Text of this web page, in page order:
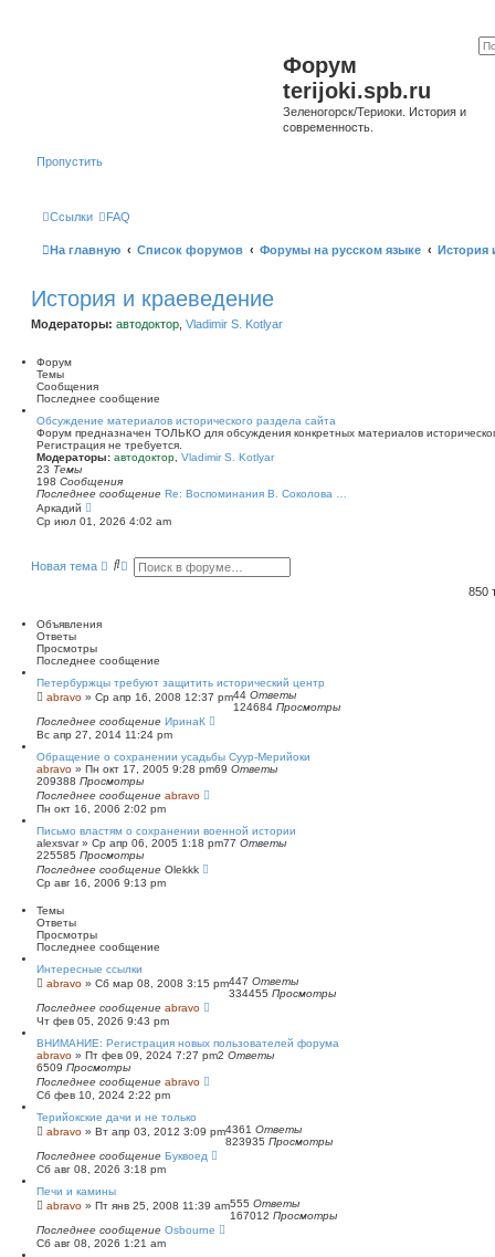
Форум
terijoki.spb.ru
Зеленогорск/Териоки. История и
современность.
Пропустить
Ссылки FAQ
На главную Список форумов Форумы на русском языке История
История и краеведение
Модераторы: автодоктор Vladimir S. Kotlyar
Форум
Темы
Сообщения
Последнее сообщение
Обсуждение материалов исторического раздела сайта
Форум предназначен ТОЛЬКО для обсуждения конкретных материалов
Регистрация не требуется.
Модераторы: автодоктор Vladimir S. Kotlyar
23 Темы
198 Сообщения
Последнее сообщение Re: Воспоминания В. Соколова …
Аркадий
р
т
с
е
д
е
м
с
о
б
щ
е
н
и
Ср июл 01, 2026 4:02 am
Новая тема
П Р
н
ы
й
о
и
к
850
Объявления
Ответы
Просмотры
Последнее сообщение
Петербуржцы требуют защитить исторический центр
abravo » Ср апр 16, 2008 12:37 pm44 Ответы
124684 Просмотры
Последнее сообщение ИринаК
Вс апр 27, 2014 11:24 pm
Обращение о сохранении усадьбы Суур-Мерийоки
abravo » Пн окт 17, 2005 9:28 pm69 Ответы
209388 Просмотры
Последнее сообщение abravo
Пн окт 16, 2006 2:02 pm
Письмо властям о сохранении военной истории
alexsvar» Ср апр 06, 2005 1:18 pm77 Ответы
225585 Просмотры
Последнее сообщение Olekkk
Ср авг 16, 2006 9:13 pm
Темы
Ответы
Просмотры
Последнее сообщение
Интересные ссылки
abravo » Сб мар 08, 2008 3:15 pm447 Ответы
334455 Просмотры
Последнее сообщение abravo
Чт фев 05, 2026 9:43 pm
ВНИМАНИЕ: Регистрация новых пользователей форума
abravo » Пт фев 09, 2024 7:27 pm2 Ответы
6509 Просмотры
Последнее сообщение abravo
Сб фев 10, 2024 2:22 pm
Терийокские дачи и не только
abravo » Вт апр 03, 2012 3:09 pm4361 Ответы
823935 Просмотры
Последнее сообщение Буквоед
Сб авг 08, 2026 3:18 pm
Печи и камины
abravo » Пт янв 25, 2008 11:39 am555 Ответы
167012 Просмотры
Последнее сообщение Osbourne
Сб авг 08, 2026 1:21 am